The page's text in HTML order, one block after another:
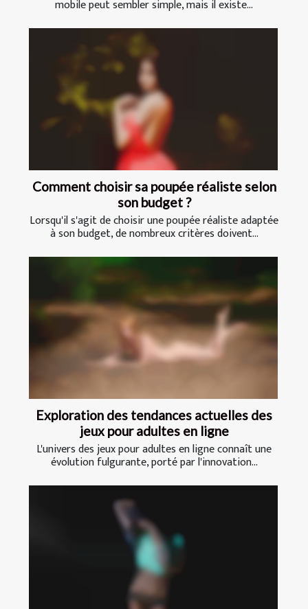
mobile peut sembler simple, mais il existe...
Comment choisir sa poupée réaliste selon
son budget ?
Lorsqu'il s'agit de choisir une poupée réaliste adaptée
à son budget, de nombreux critères doivent...
Exploration des tendances actuelles des
jeux pour adultes en ligne
L'univers des jeux pour adultes en ligne connaît une
évolution fulgurante, porté par l'innovation...